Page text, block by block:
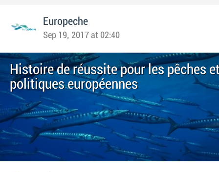
Europeche
Sep 19, 2017 at 02:40
Histoire de réussite pour les pêches
politiques européennes